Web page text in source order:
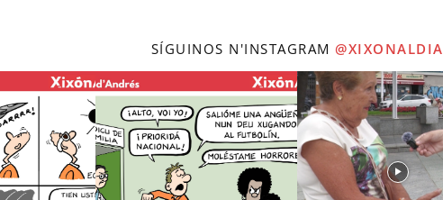
SÍGUINOS N'INSTAGRAM @XIXONALDIA